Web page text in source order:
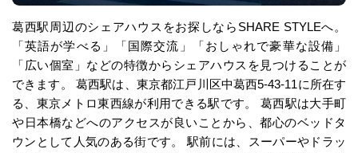
葛西駅周辺のシェアハウスをお探しならSHARE STYLEへ。
「英語が学べる」「国際交流」「おしゃれで豪華な設備」
「広い個室」などの特徴からシェアハウスを見つけることが
できます。 葛西駅は、東京都江戸川区中葛西5-43-11に所在す
る、東京メトロ東西線が利用できる駅です。 葛西駅は大手町
や日本橋などへのアクセスが良いことから、都心のベッドタ
ウンとして人気のある街です。 駅前には、スーパーやドラッ